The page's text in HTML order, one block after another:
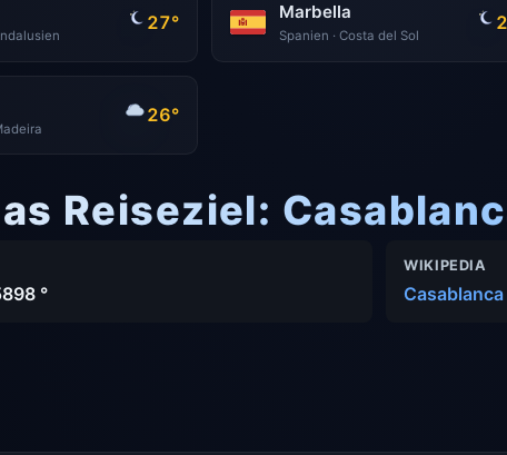
27° Marbella
Spanien · Costa del Sol
26°
Reiseziel:
°
WIKIPEDIA
Casablanca